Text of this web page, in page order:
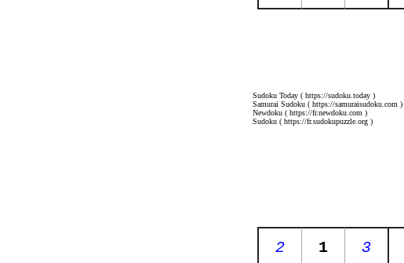
Sudoku Today ( https://sudoku.today )
Samurai Sudoku ( https://samuraisudoku.com )
Newdoku ( https://fr.newdoku.com )
Sudoku ( https://fr.sudokupuzzle.org )